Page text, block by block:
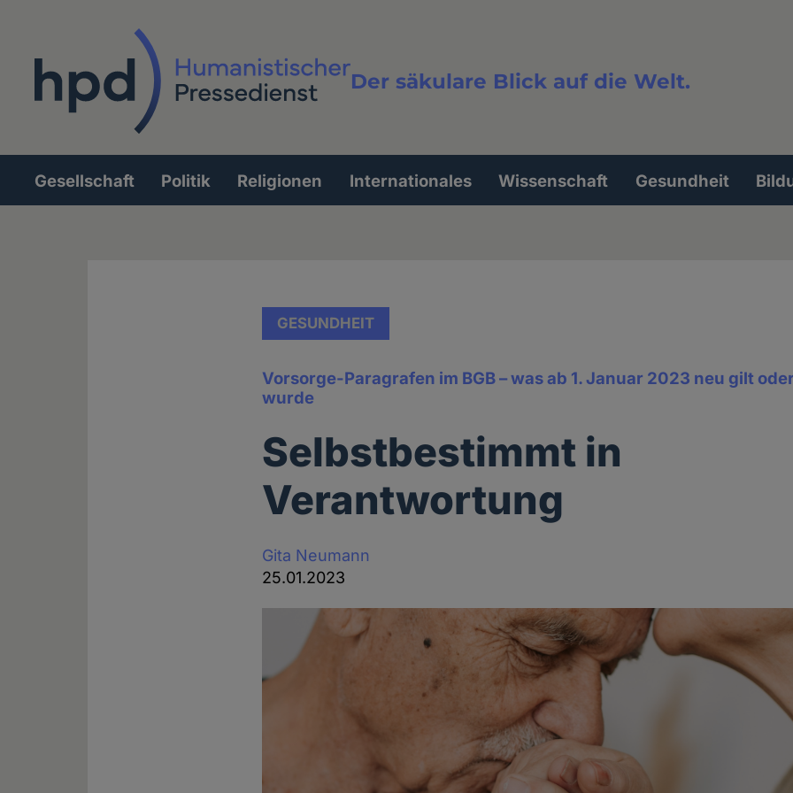
Der säkulare Blick auf die Welt.
Volltextsuche
Hauptnavigation
Gesellschaft Politik Religionen Internationales Wissenschaft Gesundheit
GESUNDHEIT
Vorsorge-Paragrafen im BGB – was ab 1. Januar 2023 neu gilt
wurde
Selbstbestimmt in
Verantwortung
Gita Neumann
25.01.2023